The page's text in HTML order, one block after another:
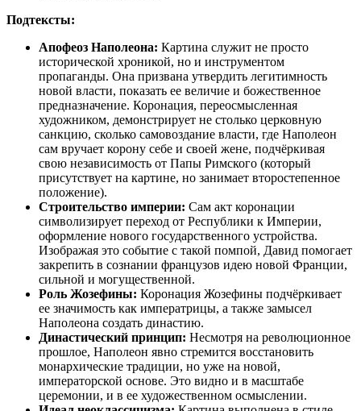
Подтексты:
Апофеоз Наполеона: Картина служит не просто
исторической хроникой, но и инструментом
пропаганды. Она призвана утвердить легитимность
новой власти, показать ее величие и божественное
предназначение. Коронация, переосмысленная
художником, демонстрирует не столько церковную
санкцию, сколько самовоздание власти, где Наполеон
сам вручает корону себе и своей жене, подчёркивая
свою независимость от Папы Римского (который
присутствует на картине, но занимает второстепенное
положение).
Строительство империи: Сам акт коронации
символизирует переход от Республики к Империи,
оформление нового государственного устройства.
Изображая это событие с такой помпой, Давид помогает
закрепить в сознании французов идею новой Франции,
сильной и могущественной.
Роль Жозефины: Коронация Жозефины подчёркивает
ее значимость как императрицы, а также замысел
Наполеона создать династию.
Династический принцип: Несмотря на революционное
прошлое, Наполеон явно стремится восстановить
монархические традиции, но уже на новой,
императорской основе. Это видно и в масштабе
церемонии, и в ее художественном осмыслении.